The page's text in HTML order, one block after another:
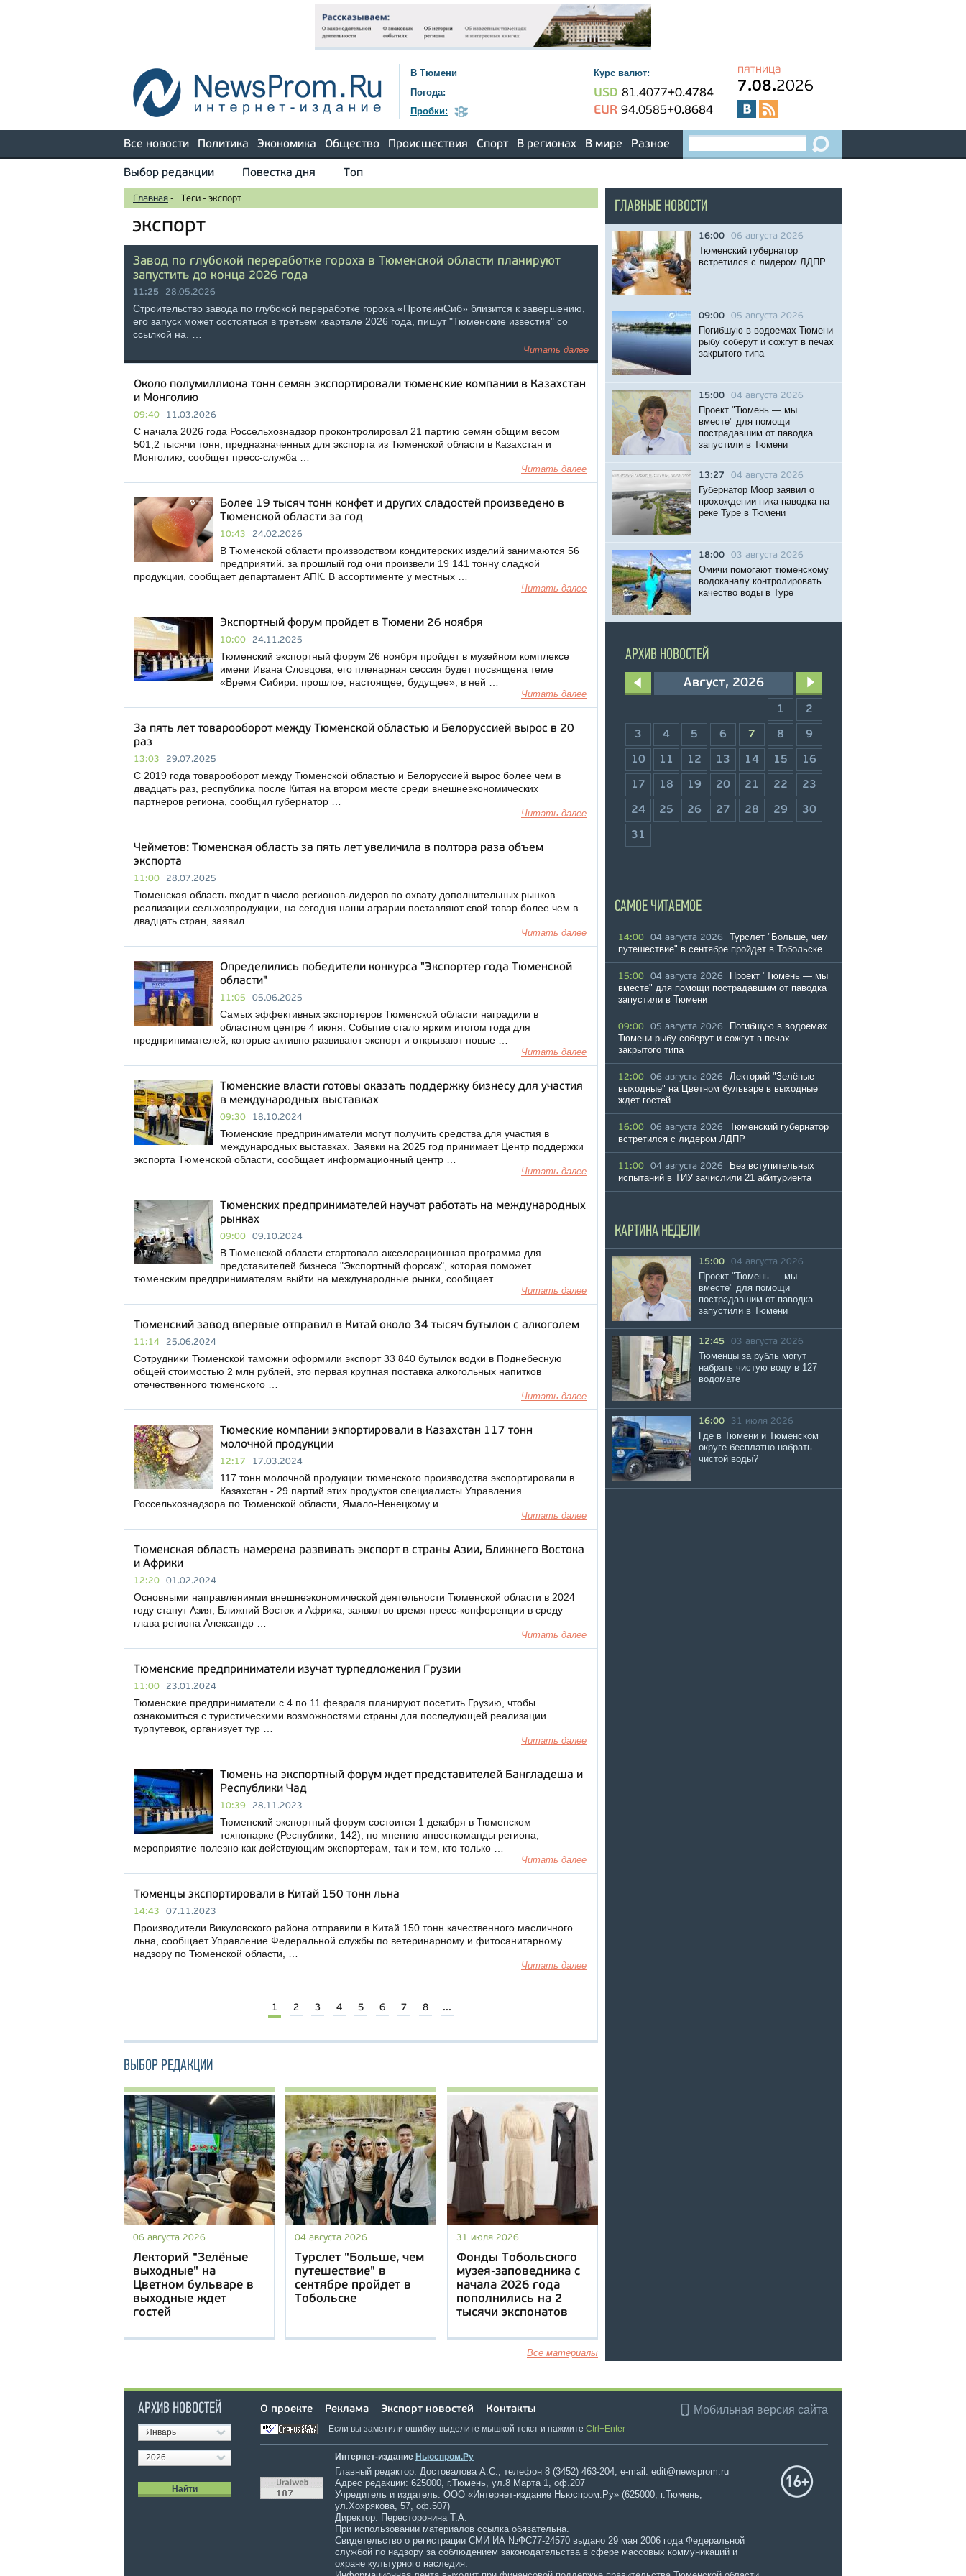
В Тюмени
Погода:
Пробки:
Курс валют:
USD 81.4077+0.4784
EUR 94.0585+0.8684
пятница
7.08.2026
Все новости Политика Экономика Общество Происшествия Спорт В регионах В мире Разное
Выбор редакции Повестка дня Топ
Главная - Теги - экспорт
экспорт
Завод по глубокой переработке гороха в Тюменской области планируют
запустить до конца 2026 года
11:25 28.05.2026
Строительство завода по глубокой переработке гороха «ПротеинСиб» близится к завершению,
его запуск может состояться в третьем квартале 2026 года, пишут "Тюменские известия" со
ссылкой на. …
Читать далее
Около полумиллиона тонн семян экспортировали тюменские компании в Казахстан
и Монголию
09:40 11.03.2026
С начала 2026 года Россельхознадзор проконтролировал 21 партию семян общим весом
501,2 тысячи тонн, предназначенных для экспорта из Тюменской области в Казахстан и
Монголию, сообщет пресс-служба …
Читать далее
Более 19 тысяч тонн конфет и других сладостей произведено в
Тюменской области за год
10:43 24.02.2026
В Тюменской области производством кондитерских изделий занимаются 56
предприятий. за прошлый год они произвели 19 141 тонну сладкой
продукции, сообщает департамент АПК. В ассортименте у местных …
Читать далее
Экспортный форум пройдет в Тюмени 26 ноября
10:00 24.11.2025
Тюменский экспортный форум 26 ноября пройдет в музейном комплексе
имени Ивана Словцова, его пленарная сессия будет посвящена теме
«Время Сибири: прошлое, настоящее, будущее», в ней …
Читать далее
За пять лет товарооборот между Тюменской областью и Белоруссией вырос в 20
раз
13:03 29.07.2025
С 2019 года товарооборот между Тюменской областью и Белоруссией вырос более чем в
двадцать раз, республика после Китая на втором месте среди внешнеэкономических
партнеров региона, сообщил губернатор …
Читать далее
Чейметов: Тюменская область за пять лет увеличила в полтора раза объем
экспорта
11:00 28.07.2025
Тюменская область входит в число регионов-лидеров по охвату дополнительных рынков
реализации сельхозпродукции, на сегодня наши аграрии поставляют свой товар более чем в
двадцать стран, заявил …
Читать далее
Определились победители конкурса "Экспортер года Тюменской
области"
11:05 05.06.2025
Самых эффективных экспортеров Тюменской области наградили в
областном центре 4 июня. Событие стало ярким итогом года для
предпринимателей, которые активно развивают экспорт и открывают новые …
Читать далее
Тюменские власти готовы оказать поддержку бизнесу для участия
в международных выставках
09:30 18.10.2024
Тюменские предприниматели могут получить средства для участия в
международных выставках. Заявки на 2025 год принимает Центр поддержки
экспорта Тюменской области, сообщает информационный центр …
Читать далее
Тюменских предпринимателей научат работать на международных
рынках
09:00 09.10.2024
В Тюменской области стартовала акселерационная программа для
представителей бизнеса "Экспортный форсаж", которая поможет
тюменским предпринимателям выйти на международные рынки, сообщает …
Читать далее
Тюменский завод впервые отправил в Китай около 34 тысяч бутылок с алкоголем
11:14 25.06.2024
Сотрудники Тюменской таможни оформили экспорт 33 840 бутылок водки в Поднебесную
общей стоимостью 2 млн рублей, это первая крупная поставка алкогольных напитков
отечественного тюменского …
Читать далее
Тюмеские компании экпортировали в Казахстан 117 тонн
молочной продукции
12:17 17.03.2024
117 тонн молочной продукции тюменского производства экспортировали в
Казахстан - 29 партий этих продуктов специалисты Управления
Россельхознадзора по Тюменской области, Ямало-Ненецкому и …
Читать далее
Тюменская область намерена развивать экспорт в страны Азии, Ближнего Востока
и Африки
12:20 01.02.2024
Основными направлениями внешнеэкономической деятельности Тюменской области в 2024
году станут Азия, Ближний Восток и Африка, заявил во время пресс-конференции в среду
глава региона Александр …
Читать далее
Тюменские предприниматели изучат турпедложения Грузии
11:00 23.01.2024
Тюменские предприниматели с 4 по 11 февраля планируют посетить Грузию, чтобы
ознакомиться с туристическими возможностями страны для последующей реализации
турпутевок, организует тур …
Читать далее
Тюмень на экспортный форум ждет представителей Бангладеша и
Республики Чад
10:39 28.11.2023
Тюменский экспортный форум состоится 1 декабря в Тюменском
технопарке (Республики, 142), по мнению инвесткоманды региона,
мероприятие полезно как действующим экспортерам, так и тем, кто только …
Читать далее
Тюменцы экспортировали в Китай 150 тонн льна
14:43 07.11.2023
Производители Викуловского района отправили в Китай 150 тонн качественного масличного
льна, сообщает Управление Федеральной службы по ветеринарному и фитосанитарному
надзору по Тюменской области, …
Читать далее
1 2 3 4 5 6 7 8 ...
ВЫБОР РЕДАКЦИИ
06 августа 2026
Лекторий "Зелёные
выходные" на
Цветном бульваре в
выходные ждет
гостей
04 августа 2026
Турслет "Больше, чем
путешествие" в
сентябре пройдет в
Тобольске
31 июля 2026
Фонды Тобольского
музея-заповедника с
начала 2026 года
пополнились на 2
тысячи экспонатов
Все материалы
ГЛАВНЫЕ НОВОСТИ
16:00 06 августа 2026
Тюменский губернатор
встретился с лидером ЛДПР
09:00 05 августа 2026
Погибшую в водоемах Тюмени
рыбу соберут и сожгут в печах
закрытого типа
15:00 04 августа 2026
Проект "Тюмень — мы
вместе" для помощи
пострадавшим от паводка
запустили в Тюмени
13:27 04 августа 2026
Губернатор Моор заявил о
прохождении пика паводка на
реке Туре в Тюмени
18:00 03 августа 2026
Омичи помогают тюменскому
водоканалу контролировать
качество воды в Туре
АРХИВ НОВОСТЕЙ
Август, 2026
1 2
3 4 5 6 7 8 9
10 11 12 13 14 15 16
17 18 19 20 21 22 23
24 25 26 27 28 29 30
31
САМОЕ ЧИТАЕМОЕ
14:00 04 августа 2026
Турслет "Больше, чем
путешествие" в сентябре пройдет в Тобольске
15:00 04 августа 2026
Проект "Тюмень — мы
вместе" для помощи пострадавшим от паводка
запустили в Тюмени
09:00 05 августа 2026
Погибшую в водоемах
Тюмени рыбу соберут и сожгут в печах
закрытого типа
12:00 06 августа 2026
Лекторий "Зелёные
выходные" на Цветном бульваре в выходные
ждет гостей
16:00 06 августа 2026
Тюменский губернатор
встретился с лидером ЛДПР
11:00 04 августа 2026
Без вступительных
испытаний в ТИУ зачислили 21 абитуриента
КАРТИНА НЕДЕЛИ
15:00 04 августа 2026
Проект "Тюмень — мы
вместе" для помощи
пострадавшим от паводка
запустили в Тюмени
12:45 03 августа 2026
Тюменцы за рубль могут
набрать чистую воду в 127
водомате
16:00 31 июля 2026
Где в Тюмени и Тюменском
округе бесплатно набрать
чистой воды?
АРХИВ НОВОСТЕЙ
Январь
2026
О проекте Реклама Экспорт новостей Контакты Мобильная версия сайта
Если вы заметили ошибку, выделите мышкой текст и нажмите Ctrl+Enter
Интернет-издание Ньюспром.Ру
Главный редактор: Достовалова А.С., телефон 8 (3452) 463-204, e-mail: edit@newsprom.ru
Адрес редакции: 625000, г.Тюмень, ул.8 Марта 1, оф.207
Учредитель и издатель: ООО «Интернет-издание Ньюспром.Ру» (625000, г.Тюмень,
ул.Хохрякова, 57, оф.507)
Директор: Пересторонина Т.А.
При использовании материалов ссылка обязательна.
Свидетельство о регистрации СМИ ИА №ФС77-24570 выдано 29 мая 2006 года Федеральной
службой по надзору за соблюдением законодательства в сфере массовых коммуникаций и
охране культурного наследия.